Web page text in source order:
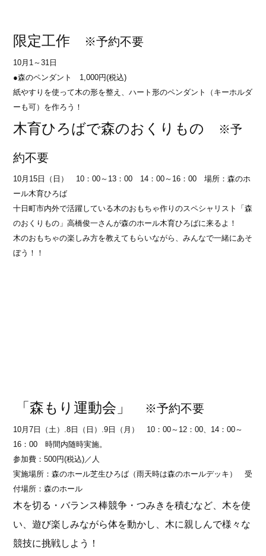
限定工作 ※予約不要
10月1～31日
●森のペンダント 1,000円(税込)
紙やすりを使って木の形を整え、ハート形のペンダント（キーホルダ
ーも可）を作ろう！
木育ひろばで森のおくりもの ※予
約不要
10月15日（日） 10：00～13：00 14：00～16：00 場所：森のホ
ール木育ひろば
十日町市内外で活躍している木のおもちゃ作りのスペシャリスト「森
のおくりもの」高橋俊一さんが森のホール木育ひろばに来るよ！
木のおもちゃの楽しみ方を教えてもらいながら、みんなで一緒にあそ
ぼう！！
「森もり運動会」 ※予約不要
10月7日（土）.8日（日）.9日（月） 10：00～12：00、14：00～
16：00 時間内随時実施。
参加費：500円(税込)／人
実施場所：森のホール芝生ひろば（雨天時は森のホールデッキ） 受
付場所：森のホール
木を切る・バランス棒競争・つみきを積むなど、木を使
い、遊び楽しみながら体を動かし、木に親しんで様々な
競技に挑戦しよう！